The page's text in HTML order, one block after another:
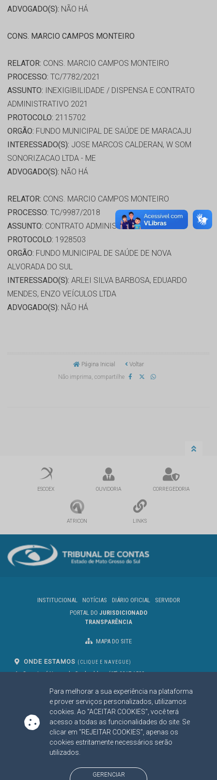
Para melhorar a sua experiência na plataforma
e prover serviços personalizados, utilizamos
cookies. Ao "ACEITAR COOKIES", você terá
acesso a todas as funcionalidades do site. Se
clicar em "REJEITAR COOKIES", apenas os
cookies estritamente necessários serão
utilizados.
GERENCIAR
ADVOGADO(S): NÃO HÁ
CONS. MARCIO CAMPOS MONTEIRO
RELATOR: CONS. MARCIO CAMPOS MONTEIRO
PROCESSO: TC/7782/2021
ASSUNTO: INEXIGIBILIDADE / DISPENSA E CONTRATO
ADMINISTRATIVO 2021
PROTOCOLO: 2115702
ORGÃO: FUNDO MUNICIPAL DE SAÚDE DE MARACAJU
INTERESSADO(S): JOSE MARCOS CALDERAN, W SOM
SONORIZACAO LTDA - ME
ADVOGADO(S): NÃO HÁ
RELATOR: CONS. MARCIO CAMPOS MONTEIRO
PROCESSO: TC/9987/2018
ASSUNTO: CONTRATO ADMINISTRATIVO 2017
PROTOCOLO: 1928503
ORGÃO: FUNDO MUNICIPAL DE SAÚDE DE NOVA
ALVORADA DO SUL
INTERESSADO(S): ARLEI SILVA BARBOSA, EDUARDO
MENDES, ENZO VEÍCULOS LTDA
ADVOGADO(S): NÃO HÁ
Página Inicial
Voltar
Não imprima, compartilhe
ESCOEX OUVIDORIA CORREGEDORIA
ATRICON LINKS
INSTITUCIONAL NOTÍCIAS DIÁRIO OFICIAL
SERVIDOR
PORTAL DO JURISDICIONADO
TRANSPARÊNCIA
MAPA DO SITE
ONDE ESTAMOS (CLIQUE E NAVEGUE)
Av. Des. José Nunes da Cunha, bloco
Campo Grande/MS
CEP: 79031-310
(67) 3317-1500
SIGA NOSSAS REDES SOCIAIS
Linked InYoutube
Facebook
X
BAIXE NOSSO APLICATIVO